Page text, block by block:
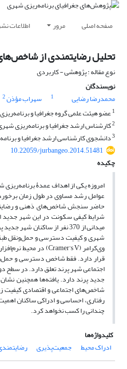
صفحه اصلی مرور اطلاعات
تحلیل رضایتمندی از
نوع مقاله : پژوهشی - کاربردی
نویسندگان
محمدرضا رضایی
1 سهراب مؤذن2
1عضو هیئت علمی گروه جغرافیا و
2کارشناس ارشد جغرافیا و برنامه‌ریزی
3دانشجوی کارشناسی ارشد جغرافیا و
10.22059/jurbangeo.2014.51481
چکیده
امروزه یکی از اهداف عمدۀ
عوامل رشد مساوی در طول زمان
حاضر سنجش شاخص‌های ذهنی و
شرایط کیفی سکونت در این شهر جدید
قرار دارد. فقط شاخص دسترسی و
اجتماعی شهر پرند تعلق دارد. در
جدید پرند دارد. یافته‌ها همچنین
شاخص‌های اجتماعی و اقتصادی کیفیت
رفتاری، احساسی و ادراکی ساکنان
چندانی را کسب نخواهد کرد.
کلیدواژه‌ها
ادراک محیط
جمعیت‌پذیری